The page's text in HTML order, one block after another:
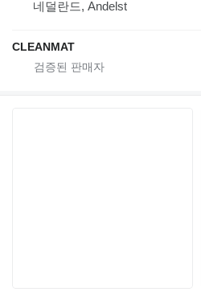
네덜란드, Andelst
CLEANMAT